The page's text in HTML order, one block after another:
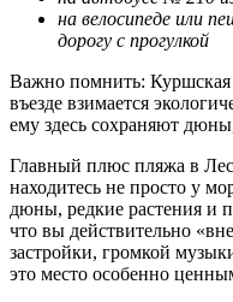
на велосипеде или
дорогу с прогулкой
Важно помнить:
въезде взимается
ему здесь сохраняют
Главный плюс пляжа в
находитесь не просто у
дюны, редкие растения и
что вы действительно
застройки, громкой
это место особенно